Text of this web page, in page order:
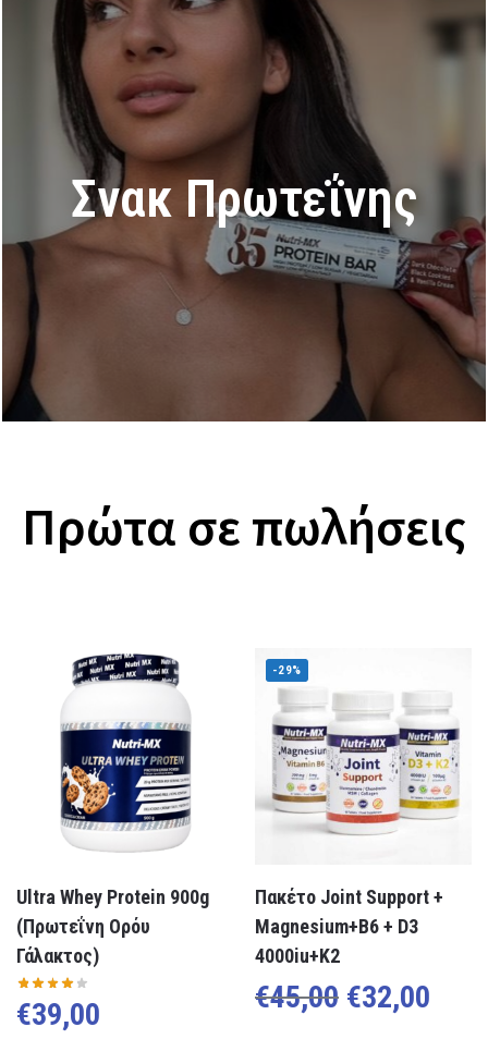
Σνακ Πρωτεΐνης
Πρώτα σε πωλήσεις
Ultra Whey Protein 900g
(Πρωτεΐνη Ορόυ
Γάλακτος)
€39,00
-29%
Πακέτο Joint Support +
Magnesium+B6 + D3
4000iu+K2
€45,00 €32,00